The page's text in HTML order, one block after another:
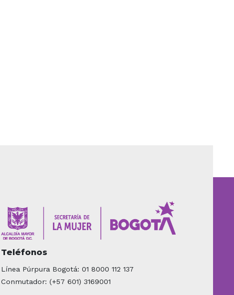
Teléfonos
Línea Púrpura Bogotá: 01 8000 112 137
Conmutador: (+57 601) 3169001